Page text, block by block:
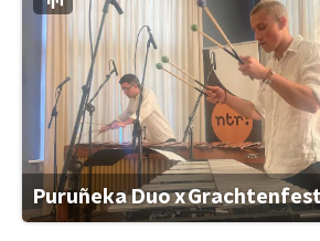
Puruñeka Duo x